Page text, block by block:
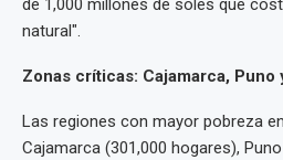
de 1,000 millones de soles que
natural".
Zonas críticas: Cajamarca, Puno
Las regiones con mayor pobreza
Cajamarca (301,000 hogares),